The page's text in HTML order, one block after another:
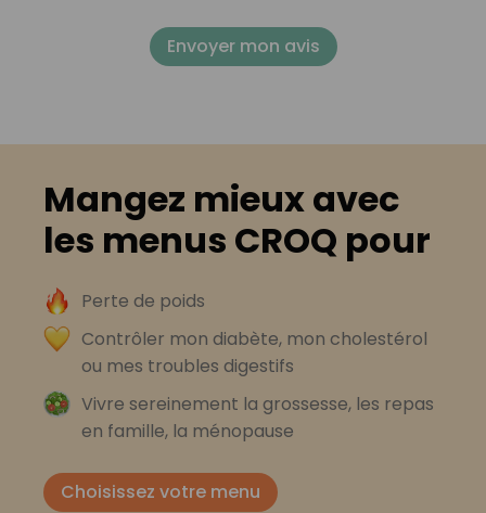
Envoyer mon avis
Mangez mieux avec
les menus CROQ pour
Perte de poids
Contrôler mon diabète, mon cholestérol
ou mes troubles digestifs
Vivre sereinement la grossesse, les repas
en famille, la ménopause
Choisissez votre menu